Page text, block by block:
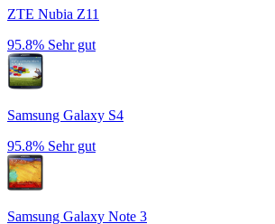
ZTE Nubia Z11
95.8% Sehr gut
Samsung Galaxy S4
95.8% Sehr gut
Samsung Galaxy Note 3